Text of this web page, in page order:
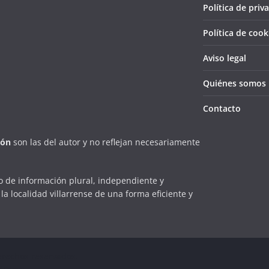
son las del autor y no reflejan necesariamente
de información plural, independiente y
localidad villarrense de una forma eficiente y
Política de
Política de
Aviso legal
Quiénes somos
Contacto